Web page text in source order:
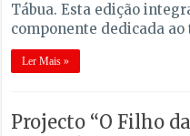
Tábua. Esta edição
componente dedicada
Ler Mais »
Projecto “O Filho